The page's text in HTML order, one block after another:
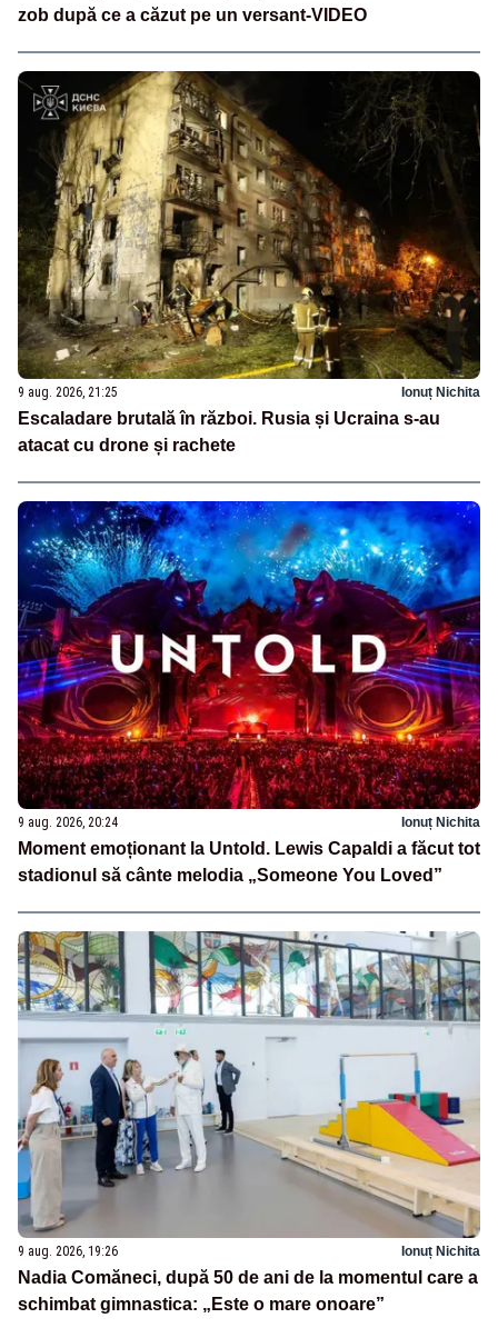
zob după ce a căzut pe un versant-VIDEO
9 aug. 2026, 21:25 Ionuț Nichita
Escaladare brutală în război. Rusia și Ucraina s-au
atacat cu drone și rachete
9 aug. 2026, 20:24 Ionuț Nichita
Moment emoționant la Untold. Lewis Capaldi a făcut tot
stadionul să cânte melodia „Someone You Loved”
9 aug. 2026, 19:26 Ionuț Nichita
Nadia Comăneci, după 50 de ani de la momentul care a
schimbat gimnastica: „Este o mare onoare”